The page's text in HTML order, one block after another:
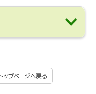
トップページへ戻る